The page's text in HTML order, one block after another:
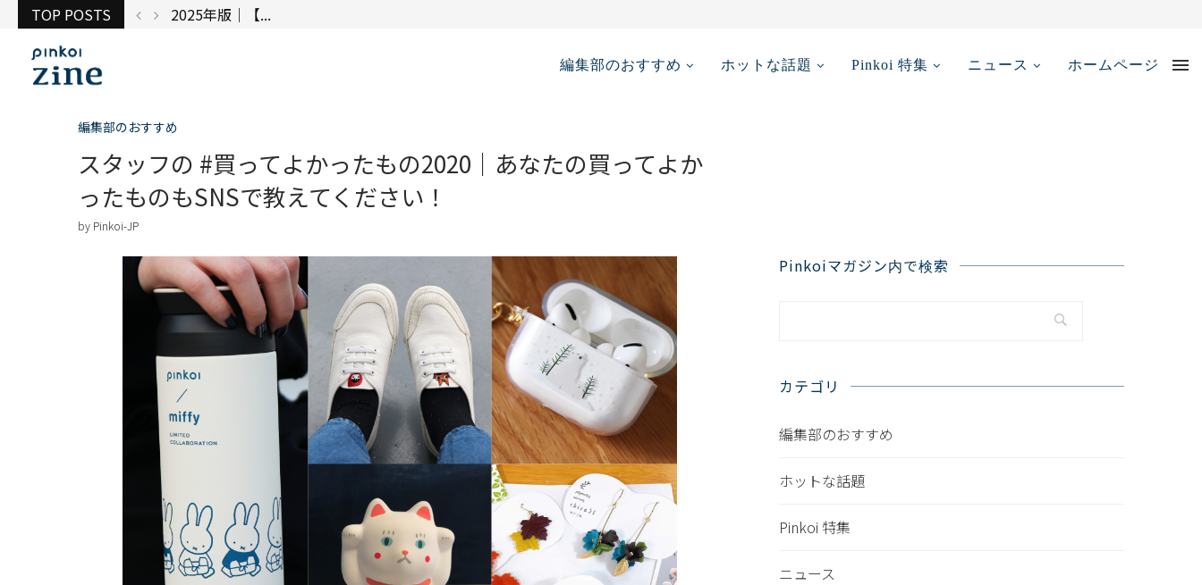
TOP POSTS 台湾で出展してみ...
編集部のおすすめ ホットな話題 Pinkoi 特集 ニュース ホームページ
編集部のおすすめ
スタッフの #買ってよかったもの2020｜あなたの買ってよか
ったものもSNSで教えてください！
by Pinkoi-JP
Pinkoiマガジン内で検索
カテゴリ
編集部のおすすめ
ホットな話題
Pinkoi 特集
ニュース